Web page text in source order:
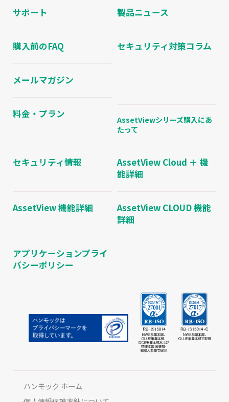
サポート 製品ニュース
購入前のFAQ セキュリティ対策コラム
メールマガジン
料金・プラン
AssetViewシリーズ購入にあ
たって
セキュリティ情報
AssetView Cloud ＋ 機
能詳細
AssetView 機能詳細
AssetView CLOUD 機能
詳細
アプリケーションプライ
バシーポリシー
ハンモック ホーム